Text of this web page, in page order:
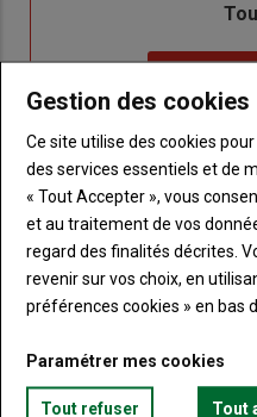
Lien
VOUS AIMEREZ AUSSI
Gestion des cookies
Ce site utilise des cookies
des services essentiels et de
« Tout Accepter », vous
et au traitement de vos
regard des finalités décrites.
revenir sur vos choix, en
préférences cookies » en bas
Paramétrer mes cookies
Tout refuser Tout